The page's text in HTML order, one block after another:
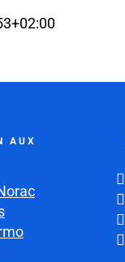
AUX